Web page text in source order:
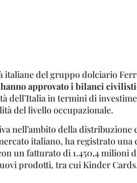
italiane del gruppo dolciario
approvato i bilanci
dell’Italia in termini di
del livello occupazionale.
nell’ambito della distribuzione
italiano, ha registrato una
un fatturato di 1.450,4 milioni
prodotti, tra cui Kinder